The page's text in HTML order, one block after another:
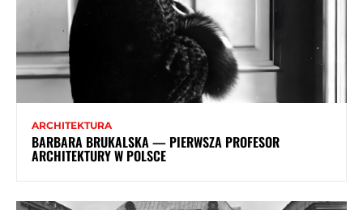
ARCHITEKTURA
BARBARA BRUKALSKA — PIERWSZA PROFESOR
ARCHITEKTURY W POLSCE